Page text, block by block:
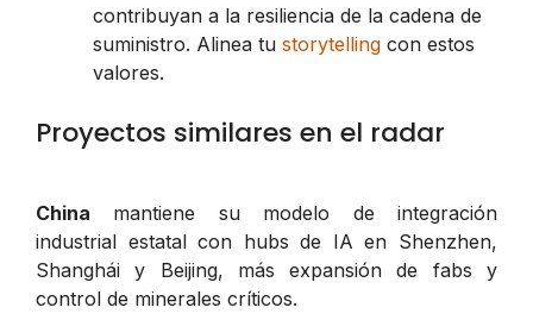
contribuyan a la resiliencia de la cadena de
suministro. Alinea tu storytelling con estos
valores.
Proyectos similares en el radar
China mantiene su modelo de integración
industrial estatal con hubs de IA en Shenzhen,
Shanghái y Beijing, más expansión de fabs y
control de minerales críticos.